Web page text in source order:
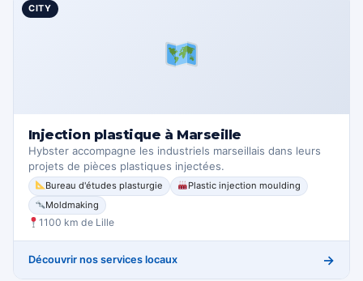
CITY
Injection plastique à Marseille
Hybster accompagne les industriels marseillais dans leurs
projets de pièces plastiques injectées.
Bureau d'études plasturgie
Plastic injection moulding
Moldmaking
1100 km de Lille
Découvrir nos services locaux →